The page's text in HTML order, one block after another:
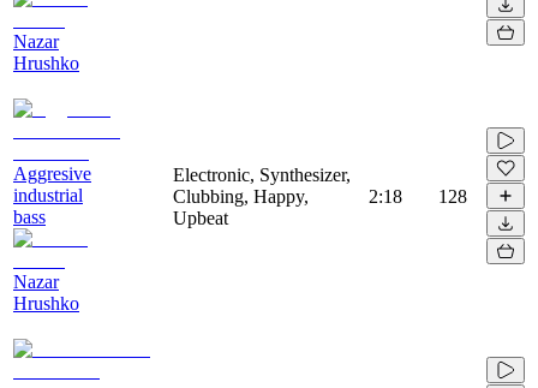
Nazar
Hrushko
Aggresive
industrial
bass
Nazar
Hrushko
Electronic, Synthesizer,
Clubbing, Happy,
Upbeat
2:18 128